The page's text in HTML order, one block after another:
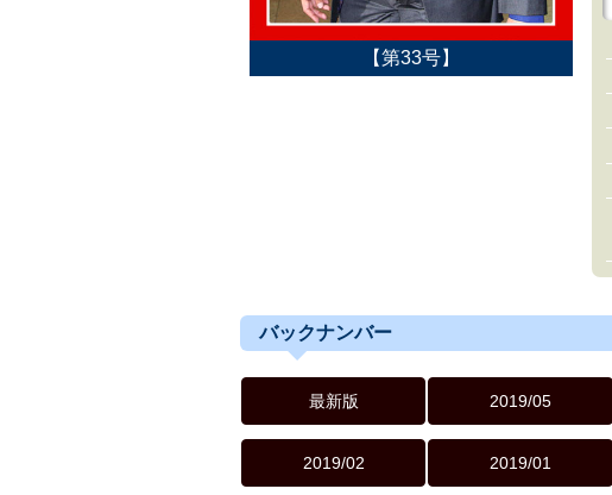
【第33号】
バックナンバー
最新版 2019/05
2019/02 2019/01